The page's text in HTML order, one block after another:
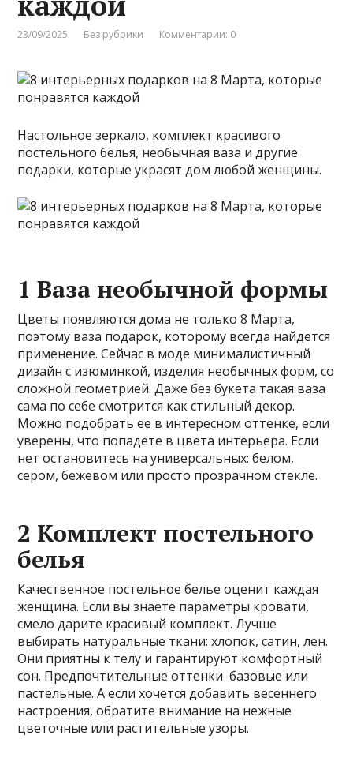
23/09/2025 Без рубрики Комментарии: 0
Настольное зеркало, комплект красивого
постельного белья, необычная ваза и другие
подарки, которые украсят дом любой женщины.
1 Ваза необычной формы
Цветы появляются дома не только 8 Марта,
поэтому ваза подарок, которому всегда найдется
применение. Сейчас в моде минималистичный
дизайн с изюминкой, изделия необычных форм, со
сложной геометрией. Даже без букета такая ваза
сама по себе смотрится как стильный декор.
Можно подобрать ее в интересном оттенке, если
уверены, что попадете в цвета интерьера. Если
нет остановитесь на универсальных: белом,
сером, бежевом или просто прозрачном стекле.
2 Комплект постельного
белья
Качественное постельное белье оценит каждая
женщина. Если вы знаете параметры кровати,
смело дарите красивый комплект. Лучше
выбирать натуральные ткани: хлопок, сатин, лен.
Они приятны к телу и гарантируют комфортный
сон. Предпочтительные оттенки базовые или
пастельные. А если хочется добавить весеннего
настроения, обратите внимание на нежные
цветочные или растительные узоры.